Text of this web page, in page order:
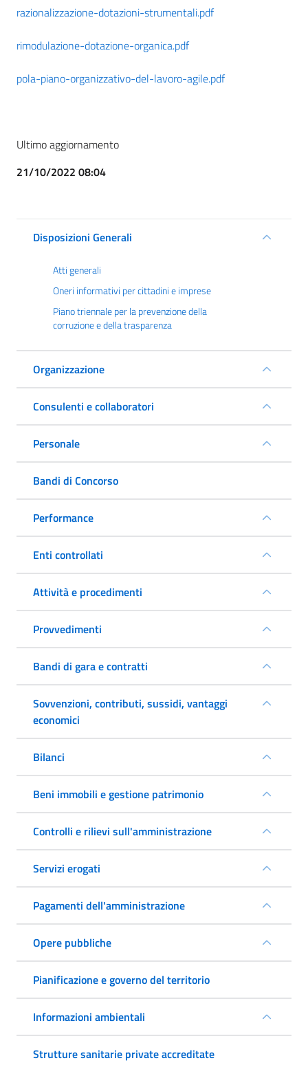
razionalizzazione-dotazioni-strumentali.pdf
rimodulazione-dotazione-organica.pdf
pola-piano-organizzativo-del-lavoro-agile.pdf
Ultimo aggiornamento
21/10/2022 08:04
Disposizioni Generali
Atti generali
Oneri informativi per cittadini e imprese
Piano triennale per la prevenzione della
corruzione e della trasparenza
Organizzazione
Consulenti e collaboratori
Personale
Bandi di Concorso
Performance
Enti controllati
Attività e procedimenti
Provvedimenti
Bandi di gara e contratti
Sovvenzioni, contributi, sussidi, vantaggi
economici
Bilanci
Beni immobili e gestione patrimonio
Controlli e rilievi sull'amministrazione
Servizi erogati
Pagamenti dell'amministrazione
Opere pubbliche
Pianificazione e governo del territorio
Informazioni ambientali
Strutture sanitarie private accreditate